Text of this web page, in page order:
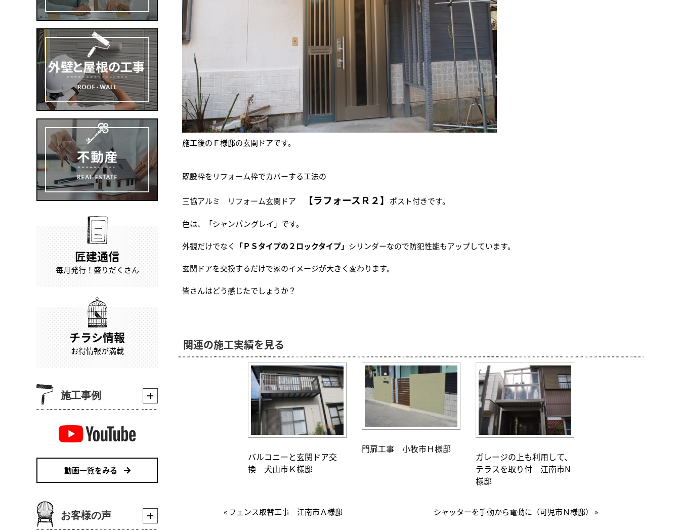
匠建通信
毎月発行！盛りだくさん
チラシ情報
お得情報が満載
施工事例
動画一覧をみる
お客様の声
施工後のＦ様邸の玄関ドアです。
既設枠をリフォーム枠でカバーする工法の
三協アルミ リフォーム玄関ドア 【ラフォースＲ２】 ポスト付きです。
色は、「シャンパングレイ」です。
外観だけでなく 「ＰＳタイプの２ロックタイプ」 シリンダーなので防犯性能もアップしています。
玄関ドアを交換するだけで家のイメージが大きく変わります。
皆さんはどう感じたでしょうか？
関連の施工実績を見る
バルコニーと玄関ドア交
換 犬山市Ｋ様邸
門扉工事 小牧市Ｈ様邸
ガレージの上も利用して、
テラスを取り付 江南市N
様邸
« フェンス取替工事 江南市Ａ様邸 シャッターを手動から電動に（可児市Ｎ様邸） »